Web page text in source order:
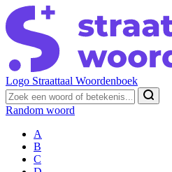
Logo Straattaal Woordenboek
Random woord
A
B
C